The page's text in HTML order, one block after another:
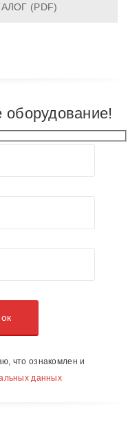
(PDF)
что ознакомлен и
данных